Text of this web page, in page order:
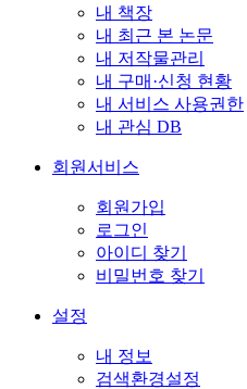
내 책장
내 최근 본 논문
내 저작물관리
내 구매·신청 현황
내 서비스 사용권한
내 관심 DB
회원서비스
회원가입
로그인
아이디 찾기
비밀번호 찾기
설정
내 정보
검색환경설정